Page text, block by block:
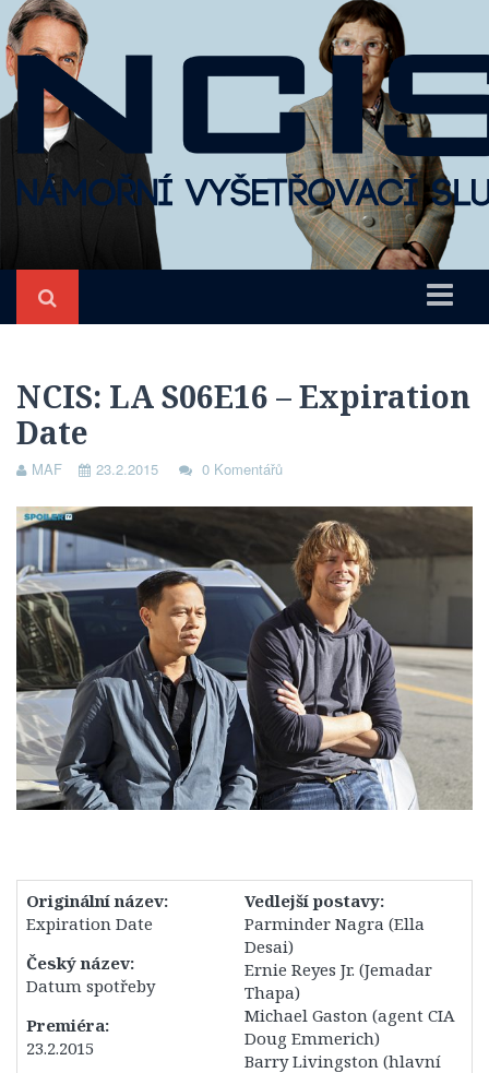
NCIS
O seriálu
2. Série
3. Série
4. Série
6. Série
7. Série
8. Série
9. Série
12. Série
13. Série
14. Série
Titulky
12. Série
NCIS: LA S06E16 – Expiration
Date
MAF 23.2.2015 0 Komentářů
Originální název:
Expiration Date
Český název:
Datum spotřeby
Premiéra:
23.2.2015
Vedlejší postavy:
Parminder Nagra (Ella
Desai)
Ernie Reyes Jr. (Jemadar
Thapa)
Michael Gaston (agent CIA
Doug Emmerich)
Barry Livingston (hlavní